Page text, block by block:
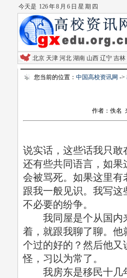
今天是 126 年 8 月 6 日 星 期 四
北京 天津 河北 湖南 山西 辽宁 吉林
您当前的位置： 中国高校资讯网 ->
作者：佚名
说实话，这些话我只
还有些共同语言，如
会被骂死。如果这里
跟我一般见识。我写
不必要的纷争。
我同屋是个从国内
着，就跟我聊了聊。
个过的好的？然后他
怪，习以为常了。
我房东是移民十几年